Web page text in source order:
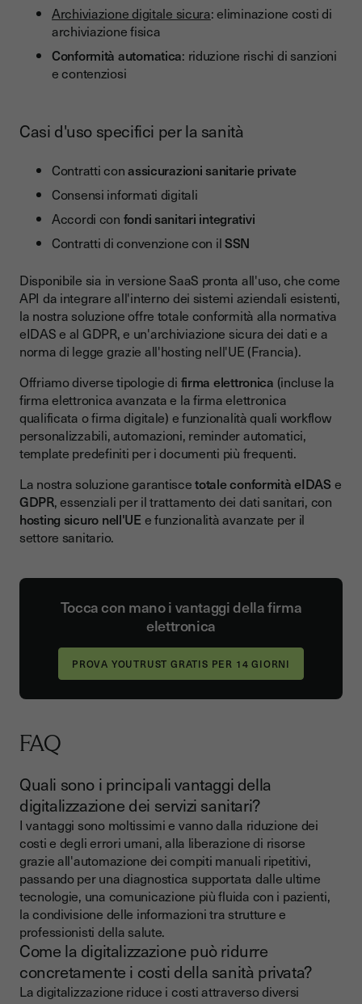
Archiviazione digitale sicura: eliminazione costi di
archiviazione fisica
Conformità automatica: riduzione rischi di sanzioni
e contenziosi
Casi d'uso specifici per la sanità
Contratti conassicurazioni sanitarie private
Consensi informati digitali
Accordi con fondi sanitari integrativi
Contratti di convenzione con ilSSN
Disponibile sia in versione SaaS pronta all'uso, che come
API da integrare all'interno dei sistemi aziendali esistenti,
la nostra soluzione offre totale conformità alla normativa
eIDAS e al GDPR, e un'archiviazione sicura dei dati e a
norma di legge grazie all'hosting nell'UE (Francia).
Offriamo diverse tipologie di firma elettronica (incluse la
firma elettronica avanzata e la firma elettronica
qualificata o firma digitale) e funzionalità quali workflow
personalizzabili, automazioni, reminder automatici,
template predefiniti per i documenti più frequenti.
La nostra soluzione garantiscetotale conformità eIDAS e
GDPR, essenziali per il trattamento dei dati sanitari, con
hosting sicuro nell'UE e funzionalità avanzate per il
settore sanitario.
Tocca con mano i vantaggi della firma
elettronica
FAQ
Quali sono i principali vantaggi della
digitalizzazione dei servizi sanitari?
I vantaggi sono moltissimi e vanno dalla riduzione dei
costi e degli errori umani, alla liberazione di risorse
grazie all'automazione dei compiti manuali ripetitivi,
passando per una diagnostica supportata dalle ultime
tecnologie, una comunicazione più fluida con i pazienti,
la condivisione delle informazioni tra strutture e
professionisti della salute.
Come la digitalizzazione può ridurre
concretamente i costi della sanità privata?
La digitalizzazione riduce i costi attraverso diversi